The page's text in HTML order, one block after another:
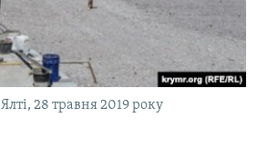
28 травня 2019 року